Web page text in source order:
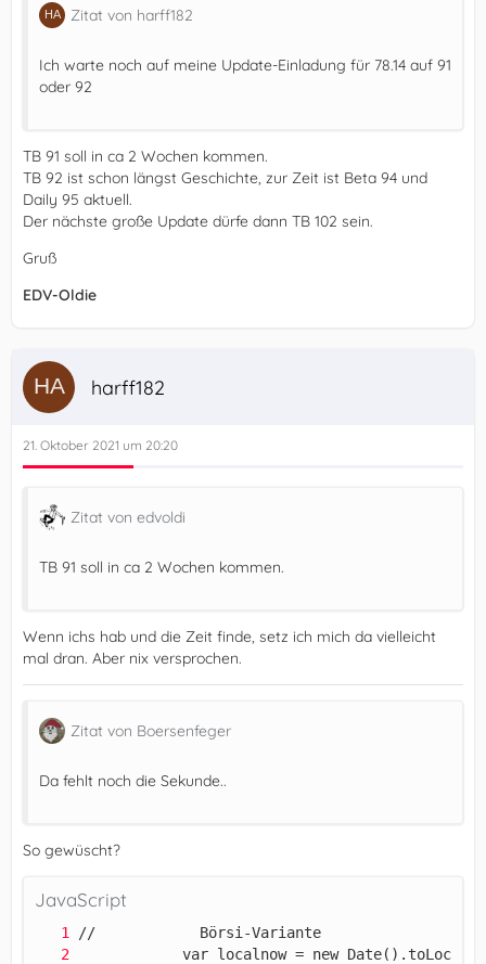
Zitat von harff182
Ich warte noch auf meine Update-Einladung für 78.14 auf 91
oder 92
TB 91 soll in ca 2 Wochen kommen.
TB 92 ist schon längst Geschichte, zur Zeit ist Beta 94 und
Daily 95 aktuell.
Der nächste große Update dürfe dann TB 102 sein.
Gruß
EDV-Oldie
harff182
21. Oktober 2021 um 20:20
Zitat von edvoldi
TB 91 soll in ca 2 Wochen kommen.
Wenn ichs hab und die Zeit finde, setz ich mich da vielleicht
mal dran. Aber nix versprochen.
Zitat von Boersenfeger
Da fehlt noch die Sekunde..
So gewüscht?
JavaScript